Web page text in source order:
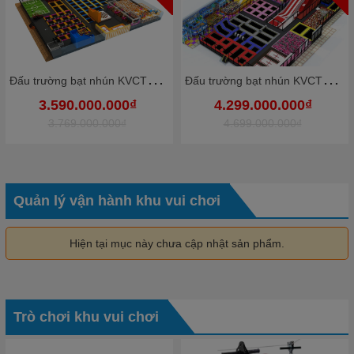
Đ
ấu trường bạt nhún KVCTP9012- Trampoline park rộng lớn chuẩn quốc tế - Công viên bạt nhún vôi nhộn
3.590.000.000₫
Đ
ấu trường bạt nhún KVCTP9010- Trampoline park rộng lớn chuẩn quốc tế - Công viên bạt nhún vôi nhộn
4.299.000.000₫
Quản lý vận hành khu vui chơi
Hiện tại mục này chưa cập nhật sản phẩm.
Trò chơi khu vui chơi